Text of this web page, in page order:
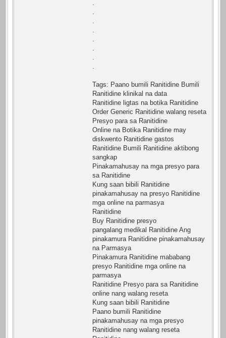
.
.
.
.
.
.
.
.
Tags: Paano bumili Ranitidine Bumili
Ranitidine klinikal na data
Ranitidine ligtas na botika Ranitidine
Order Generic Ranitidine walang reseta
Presyo para sa Ranitidine
Online na Botika Ranitidine may
diskwento Ranitidine gastos
Ranitidine Bumili Ranitidine aktibong
sangkap
Pinakamahusay na mga presyo para
sa Ranitidine
Kung saan bibili Ranitidine
pinakamahusay na presyo Ranitidine
mga online na parmasya
Ranitidine
Buy Ranitidine presyo
pangalang medikal Ranitidine Ang
pinakamura Ranitidine pinakamahusay
na Parmasya
Pinakamura Ranitidine mababang
presyo Ranitidine mga online na
parmasya
Ranitidine Presyo para sa Ranitidine
online nang walang reseta
Kung saan bibili Ranitidine
Paano bumili Ranitidine
pinakamahusay na mga presyo
Ranitidine nang walang reseta